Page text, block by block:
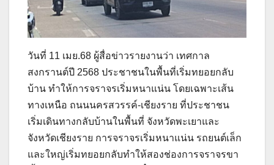
วันที่ 11 เมย.68 ผู้สื่อข่าวรายงานว่า เทศกาล
สงกรานต์ปี 2568 ประชาชนในพื้นที่เริ่มทยอยกลับ
บ้าน ทำให้การจราจรเริ่มหนาแน่น โดยเฉพาะเส้น
ทางเหนือ ถนนนครสวรรค์-เชียงราย ที่ประชาชน
เริ่มเดินทางกลับบ้านในพื้นที่ จังหวัดพะเยาและ
จังหวัดเชียงราย การจราจรเริ่มหนาแน่น รถยนต์เล็ก
และใหญ่เริ่มทยอยกลับทำให้สองช่องการจราจรขา